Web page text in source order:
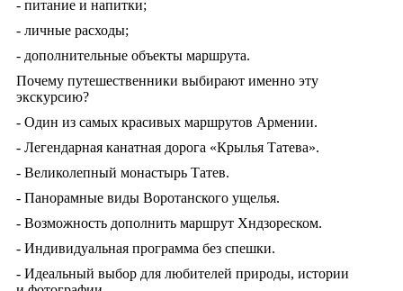
- питание и напитки;
- личные расходы;
- дополнительные объекты маршрута.
Почему путешественники выбирают именно эту
экскурсию?
- Один из самых красивых маршрутов Армении.
- Легендарная канатная дорога «Крылья Татева».
- Великолепный монастырь Татев.
- Панорамные виды Воротанского ущелья.
- Возможность дополнить маршрут Хндзореском.
- Индивидуальная программа без спешки.
- Идеальный выбор для любителей природы, истории